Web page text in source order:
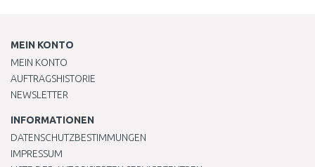
MEIN KONTO
MEIN KONTO
AUFTRAGSHISTORIE
NEWSLETTER
INFORMATIONEN
DATENSCHUTZBESTIMMUNGEN
IMPRESSUM